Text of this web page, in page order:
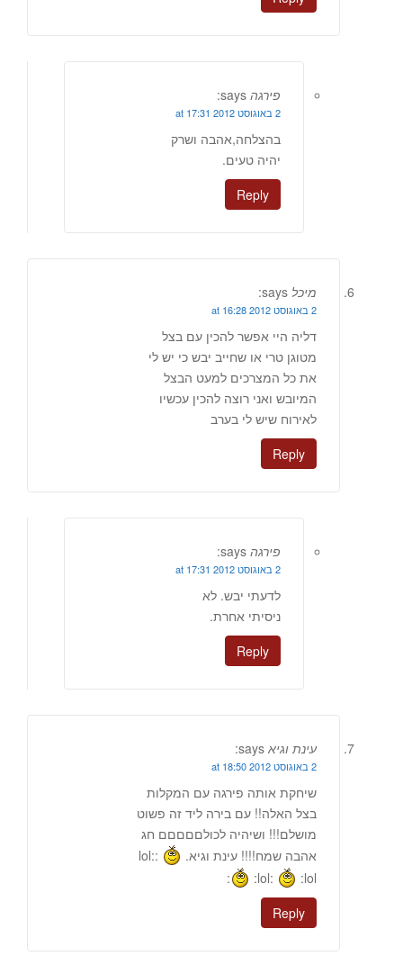
פירגה says:
2 באוגוסט 2012 at 17:31
בהצלחה,אהבה ושרק
יהיה טעים.
Reply
מיכל says:
2 באוגוסט 2012 at 16:28
דליה היי אפשר להכין עם בצל
מטוגן טרי או שחייב יבש כי יש לי
את כל המצרכים למעט הבצל
המיובש ואני רוצה להכין עכשיו
לאירוח שיש לי בערב
Reply
פירגה says:
2 באוגוסט 2012 at 17:31
לדעתי יבש. לא
ניסיתי אחרת.
Reply
עינת וגיא says:
2 באוגוסט 2012 at 18:50
שיחקת אותה פירגה עם המקלות
בצל האלה!! עם בירה ליד זה פשוט
מושלם!!! ושיהיה לכולםםםםם חג
אהבה שמח!!!! עינת וגיא.
:lol:
:lol:
:lol:
Reply